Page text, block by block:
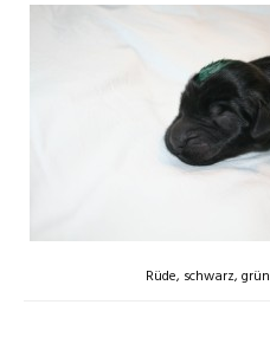
Rüde, schwarz, grün